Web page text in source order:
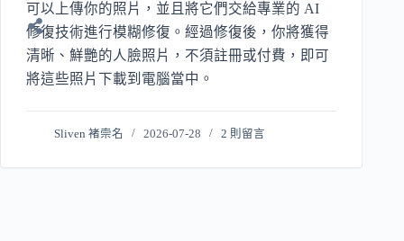
可以上傳你的照片，並且將它們交給專業的 AI
修復技術進行模糊修復。經過修復後，你將獲得
清晰、鮮艷的人臉照片，不須註冊或付費，即可
將這些照片下載到電腦當中。
Sliven 褚崇名 2026-07-28 2 則留言